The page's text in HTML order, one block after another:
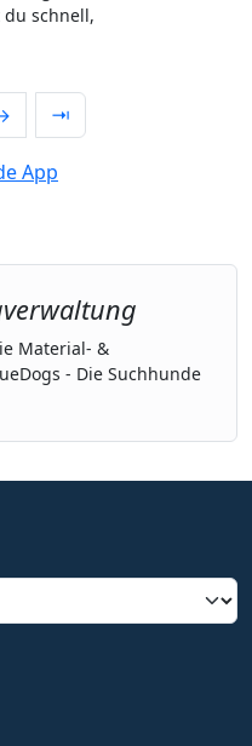
du schnell,
⇥
App
Material- &
- Die Suchhunde